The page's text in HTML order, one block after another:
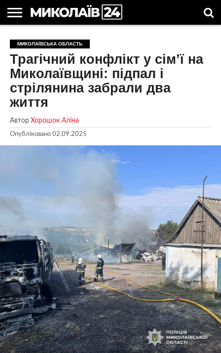
НОВИНИ
НОВИНИ
МИКОЛАЄВА
МИКОЛАЇВСЬКА
ОБЛАСТЬ
НОВИНИ
СПОРТУ
УКРАЇНА
ТА СВІТ
НОВИНИ
КОМПАНІЙ
АСТРОЛОГІЯ
СВЯТА
В
УКРАЇНІ
КОРИСНІ
СТАТТІ
МИКОЛАЇВСЬКА ОБЛАСТЬ
Трагічний конфлікт у сім’ї на
Миколаївщині: підпал і
стрілянина забрали два
життя
Автор Хорошок Аліна
Опубліковано 02.09.2025